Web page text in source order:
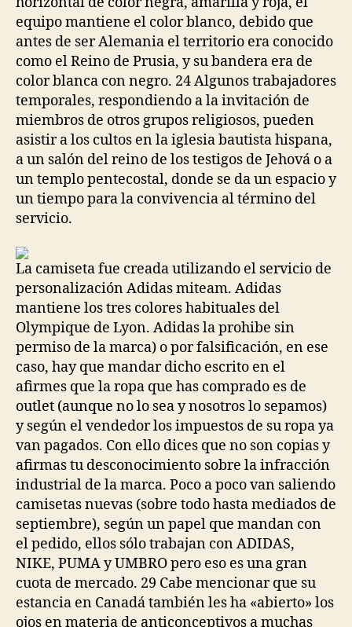
equipo mantiene el color blanco, debido que
antes de ser Alemania el territorio era conocido
como el Reino de Prusia, y su bandera era de
color blanca con negro. 24 Algunos trabajadores
temporales, respondiendo a la invitación de
miembros de otros grupos religiosos, pueden
asistir a los cultos en la iglesia bautista hispana,
a un salón del reino de los testigos de Jehová o a
un templo pentecostal, donde se da un espacio y
un tiempo para la convivencia al término del
servicio.
La camiseta fue creada utilizando el servicio de
personalización Adidas miteam. Adidas
mantiene los tres colores habituales del
Olympique de Lyon. Adidas la prohibe sin
permiso de la marca) o por falsificación, en ese
caso, hay que mandar dicho escrito en el
afirmes que la ropa que has comprado es de
outlet (aunque no lo sea y nosotros lo sepamos)
y según el vendedor los impuestos de su ropa ya
van pagados. Con ello dices que no son copias y
afirmas tu desconocimiento sobre la infracción
industrial de la marca. Poco a poco van saliendo
camisetas nuevas (sobre todo hasta mediados de
septiembre), según un papel que mandan con
el pedido, ellos sólo trabajan con ADIDAS,
NIKE, PUMA y UMBRO pero eso es una gran
cuota de mercado. 29 Cabe mencionar que su
estancia en Canadá también les ha «abierto» los
ojos en materia de anticonceptivos a muchas